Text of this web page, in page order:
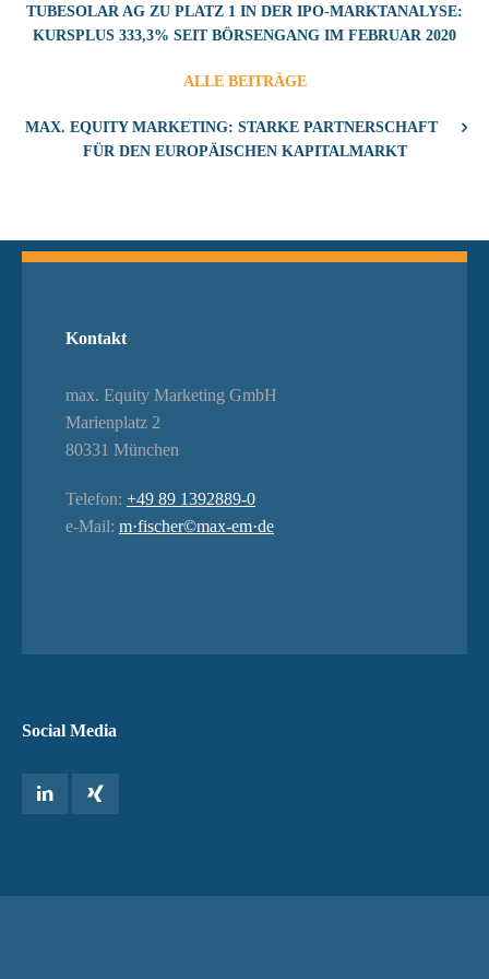
TUBESOLAR AG ZU PLATZ 1 IN DER IPO-MARKTANALYSE:
KURSPLUS 333,3% SEIT BÖRSENGANG IM FEBRUAR 2020
ALLE BEITRÄGE
MAX. EQUITY MARKETING: STARKE PARTNERSCHAFT
FÜR DEN EUROPÄISCHEN KAPITALMARKT
Kontakt
max. Equity Marketing GmbH
Marienplatz 2
80331 München
Telefon: +49 89 1392889-0
e-Mail: m·fischer©max-em·de
Social Media